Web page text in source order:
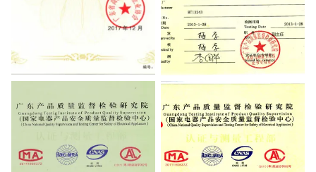
High-Tech Product Testing Certificate